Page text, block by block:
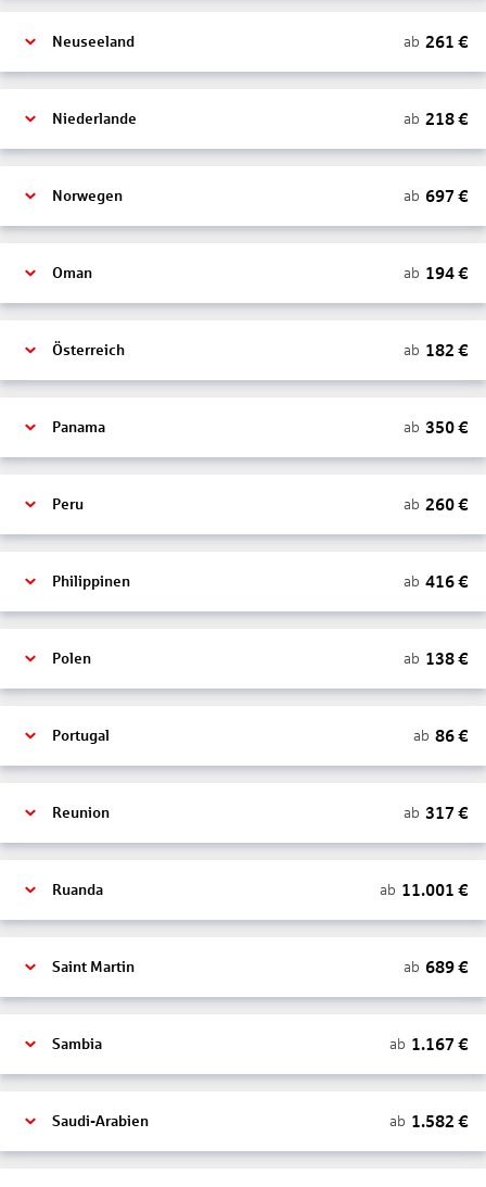
Neuseeland ab 261 €
Niederlande ab 218€
Norwegen ab 697 €
Oman ab 194€
Österreich ab 182 €
Panama ab 350€
Peru ab 260€
Philippinen ab 416€
Polen ab 138€
Portugal ab 86€
Reunion ab 317 €
Ruanda ab 11.001 €
Saint Martin ab 689€
Sambia ab 1.167 €
Saudi-Arabien ab 1.582 €